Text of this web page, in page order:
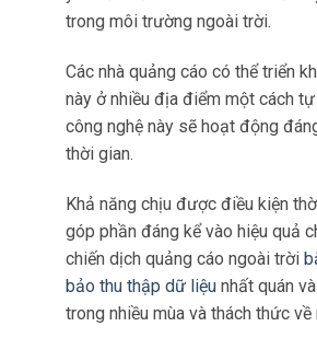
trong việc đo lường hiệu quả của
Hơn nữa, cấu trúc bền bỉ của
yêu cầu bảo trì và kéo dài tuổi
trong môi trường ngoài trời.
Các nhà quảng cáo có thể triển
này ở nhiều địa điểm một cách tự
công nghệ này sẽ hoạt động
thời gian.
Khả năng chịu được điều kiện
góp phần đáng kể vào hiệu quả